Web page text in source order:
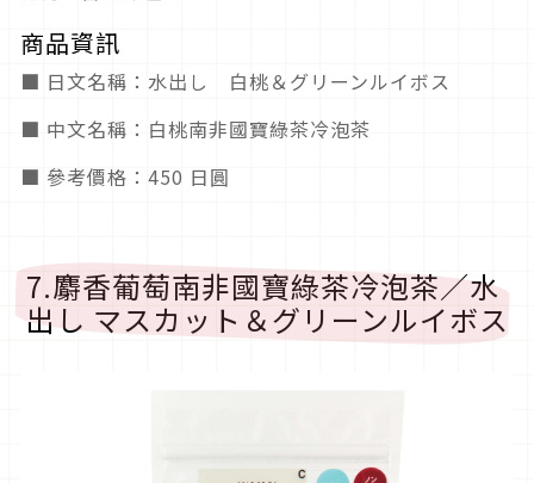
商品資訊
■ 日文名稱：水出し 白桃＆グリーンルイボス
■ 中文名稱：白桃南非國寶綠茶冷泡茶
■ 參考價格：450 日圓
7.麝香葡萄南非國寶綠茶冷泡茶／水
出し マスカット＆グリーンルイボス